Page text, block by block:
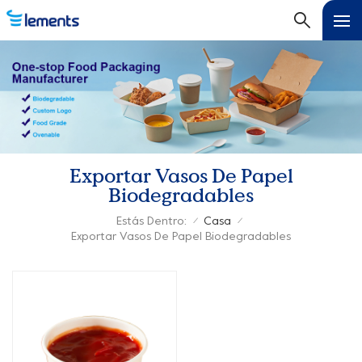
Exportar Vasos De Papel
Biodegradables
Estás Dentro: / Casa /
Exportar Vasos De Papel Biodegradables